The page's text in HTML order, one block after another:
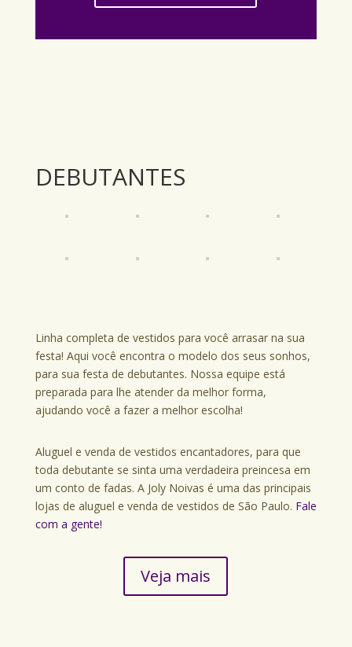
DEBUTANTES
Linha completa de vestidos para você arrasar na sua
festa! Aqui você encontra o modelo dos seus sonhos,
para sua festa de debutantes. Nossa equipe está
preparada para lhe atender da melhor forma,
ajudando você a fazer a melhor escolha!
Aluguel e venda de vestidos encantadores, para que
toda debutante se sinta uma verdadeira preincesa em
um conto de fadas. A Joly Noivas é uma das principais
lojas de aluguel e venda de vestidos de São Paulo. Fale
com a gente!
Veja mais